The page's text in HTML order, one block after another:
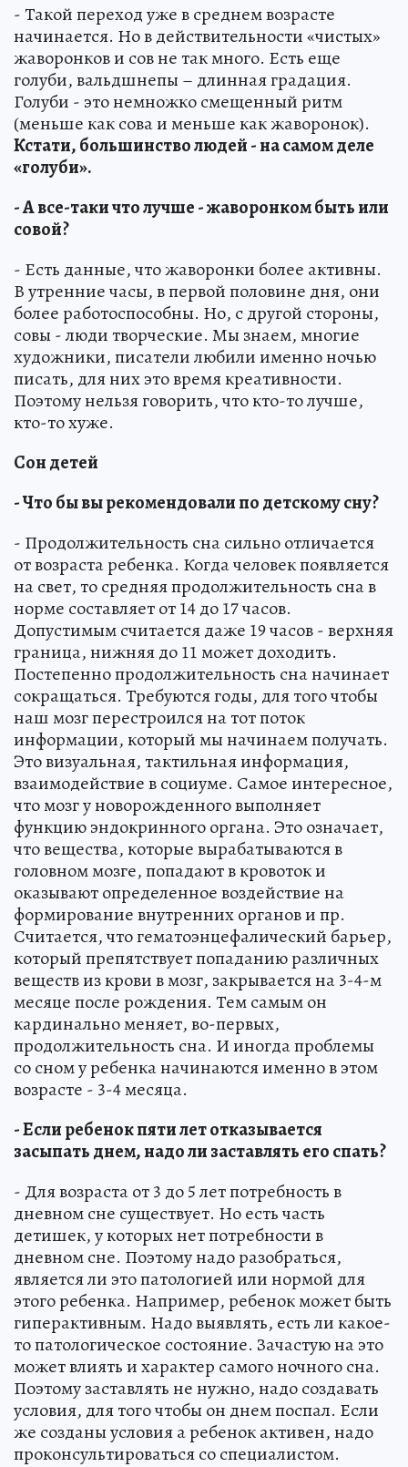
- Такой переход уже в среднем возрасте
начинается. Но в действительности «чистых»
жаворонков и сов не так много. Есть еще
голуби, вальдшнепы – длинная градация.
Голуби - это немножко смещенный ритм
(меньше как сова и меньше как жаворонок).
Кстати, большинство людей - на самом деле
«голуби».
- А все-таки что лучше - жаворонком быть или
совой?
- Есть данные, что жаворонки более активны.
В утренние часы, в первой половине дня, они
более работоспособны. Но, с другой стороны,
совы - люди творческие. Мы знаем, многие
художники, писатели любили именно ночью
писать, для них это время креативности.
Поэтому нельзя говорить, что кто-то лучше,
кто-то хуже.
Сон детей
- Что бы вы рекомендовали по детскому сну?
- Продолжительность сна сильно отличается
от возраста ребенка. Когда человек появляется
на свет, то средняя продолжительность сна в
норме составляет от 14 до 17 часов.
Допустимым считается даже 19 часов - верхняя
граница, нижняя до 11 может доходить.
Постепенно продолжительность сна начинает
сокращаться. Требуются годы, для того чтобы
наш мозг перестроился на тот поток
информации, который мы начинаем получать.
Это визуальная, тактильная информация,
взаимодействие в социуме. Самое интересное,
что мозг у новорожденного выполняет
функцию эндокринного органа. Это означает,
что вещества, которые вырабатываются в
головном мозге, попадают в кровоток и
оказывают определенное воздействие на
формирование внутренних органов и пр.
Считается, что гематоэнцефалический барьер,
который препятствует попаданию различных
веществ из крови в мозг, закрывается на 3-4-м
месяце после рождения. Тем самым он
кардинально меняет, во-первых,
продолжительность сна. И иногда проблемы
со сном у ребенка начинаются именно в этом
возрасте - 3-4 месяца.
- Если ребенок пяти лет отказывается
засыпать днем, надо ли заставлять его спать?
- Для возраста от 3 до 5 лет потребность в
дневном сне существует. Но есть часть
детишек, у которых нет потребности в
дневном сне. Поэтому надо разобраться,
является ли это патологией или нормой для
этого ребенка. Например, ребенок может быть
гиперактивным. Надо выявлять, есть ли какое-
то патологическое состояние. Зачастую на это
может влиять и характер самого ночного сна.
Поэтому заставлять не нужно, надо создавать
условия, для того чтобы он днем поспал. Если
же созданы условия а ребенок активен, надо
проконсультироваться со специалистом.